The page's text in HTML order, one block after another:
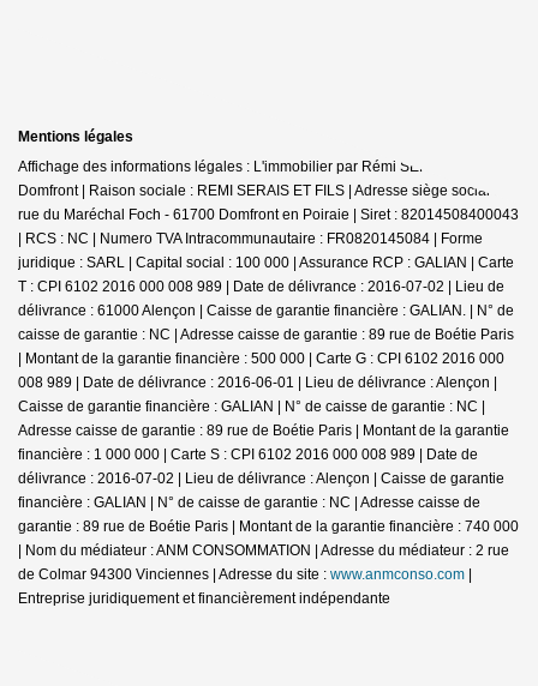
Mentions légales
Affichage des informations légales : L'immobilier par Rémi SERAIS -
Domfront | Raison sociale : REMI SERAIS ET FILS | Adresse siège social : 6
rue du Maréchal Foch - 61700 Domfront en Poiraie | Siret : 82014508400043
| RCS : NC | Numero TVA Intracommunautaire : FR0820145084 | Forme
juridique : SARL | Capital social : 100 000 | Assurance RCP : GALIAN | Carte
T : CPI 6102 2016 000 008 989 | Date de délivrance : 2016-07-02 | Lieu de
délivrance : 61000 Alençon | Caisse de garantie financière : GALIAN. | N° de
caisse de garantie : NC | Adresse caisse de garantie : 89 rue de Boétie Paris
| Montant de la garantie financière : 500 000 | Carte G : CPI 6102 2016 000
008 989 | Date de délivrance : 2016-06-01 | Lieu de délivrance : Alençon |
Caisse de garantie financière : GALIAN | N° de caisse de garantie : NC |
Adresse caisse de garantie : 89 rue de Boétie Paris | Montant de la garantie
financière : 1 000 000 | Carte S : CPI 6102 2016 000 008 989 | Date de
délivrance : 2016-07-02 | Lieu de délivrance : Alençon | Caisse de garantie
financière : GALIAN | N° de caisse de garantie : NC | Adresse caisse de
garantie : 89 rue de Boétie Paris | Montant de la garantie financière : 740 000
| Nom du médiateur : ANM CONSOMMATION | Adresse du médiateur : 2 rue
de Colmar 94300 Vinciennes | Adresse du site : www.anmconso.com |
Entreprise juridiquement et financièrement indépendante